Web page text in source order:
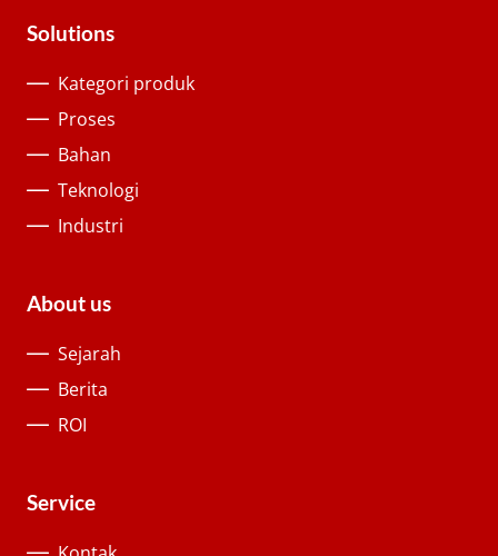
Solutions
Kategori produk
Proses
Bahan
Teknologi
Industri
About us
Sejarah
Berita
ROI
Service